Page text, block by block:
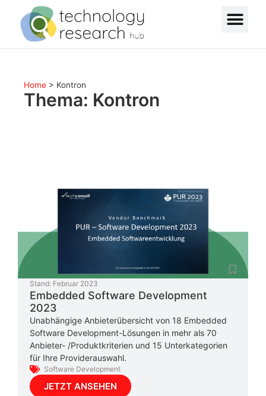
Home > Kontron
Thema: Kontron
Stand: Februar 2023
Embedded Software Development
2023
Unabhängige Anbieterübersicht von 18 Embedded
Software Development-Lösungen in mehr als 70
Anbieter- /Produktkriterien und 15 Unterkategorien
für Ihre Providerauswahl.
Software Development
JETZT ANSEHEN